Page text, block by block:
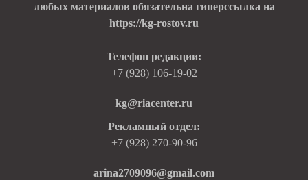
любых материалов обязательна гиперссылка на
https://kg-rostov.ru
Телефон редакции:
+7 (928) 106-19-02
kg@riacenter.ru
Рекламный отдел:
+7 (928) 270-90-96
arina2709096@gmail.com